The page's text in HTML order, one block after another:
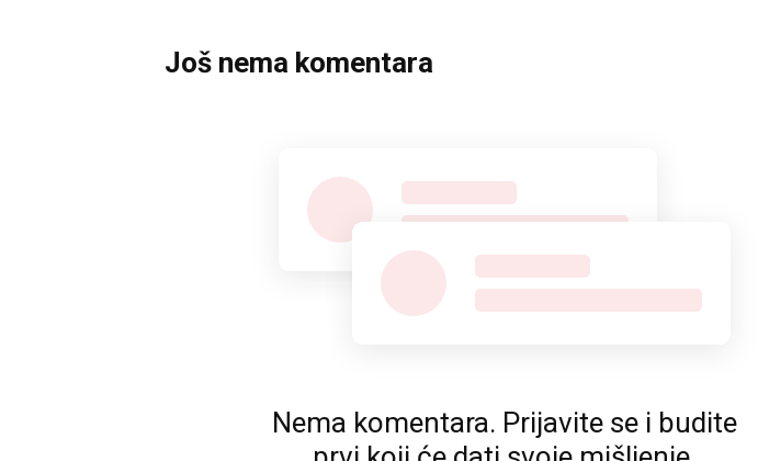
Još nema komentara
Nema komentara. Prijavite se i budite